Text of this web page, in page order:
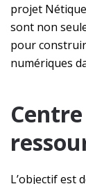
projet
sont non
pour
numériques
L’objectif est